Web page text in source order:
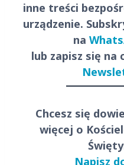
inne treści
urządzenie.
na
lub zapisz się na
Chcesz się
więcej o
Napisz